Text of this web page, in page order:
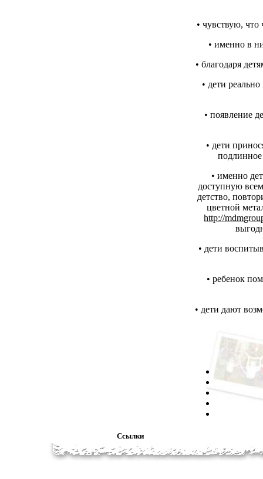
• чувствую, что
• именно в
• благодаря
• дети
• появление
• дети
• именно
доступную
детство,
цветной
http://
• дети
• ребенок
• дети дают
Ссылки